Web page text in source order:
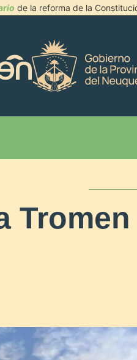
de la reforma de la